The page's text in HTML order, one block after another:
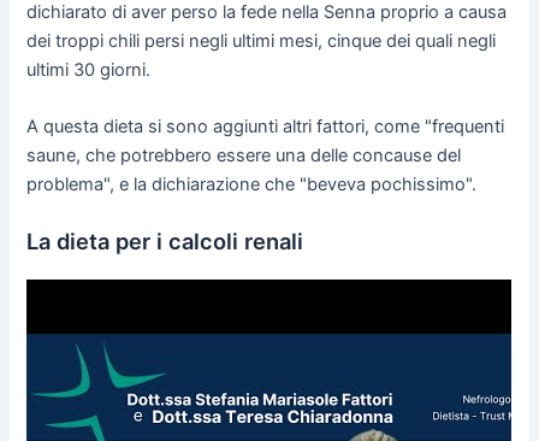
dichiarato di aver perso la fede nella Senna proprio a causa
dei troppi chili persi negli ultimi mesi, cinque dei quali negli
ultimi 30 giorni.
A questa dieta si sono aggiunti altri fattori, come "frequenti
saune, che potrebbero essere una delle concause del
problema", e la dichiarazione che "beveva pochissimo".
La dieta per i calcoli renali